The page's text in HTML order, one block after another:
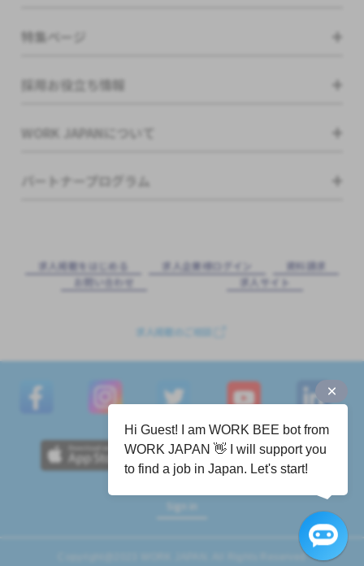
特集ページ
採用お役立ち情報
WORK JAPANについて
パートナープログラム
求⼈掲載をはじめる 求⼈企業様ログイン
資料請求
お問い合わせ
求⼈サイト
求人掲載のご相談
Sign in
Copyright@2023 WORK JAPAN. All Rights Reserved
Hi Guest! I am WORK BEE bot from
WORK JAPAN 👋 I will support you
to find a job in Japan. Let's start!